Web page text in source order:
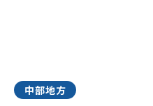
中部地方